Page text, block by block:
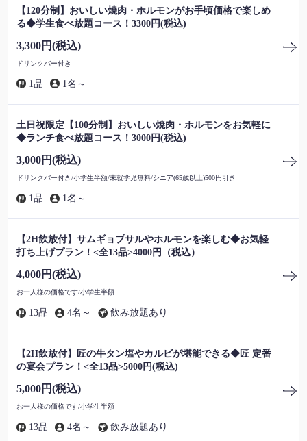
【120分制】おいしい焼肉・ホルモンがお手頃価格で楽しめ
る◆学生食べ放題コース！3300円(税込)
3,300円(税込)
ドリンクバー付き
1品 1名～
土日祝限定【100分制】おいしい焼肉・ホルモンをお気軽に
◆ランチ食べ放題コース！3000円(税込)
3,000円(税込)
ドリンクバー付き/小学生半額/未就学児無料/シニア(65歳以上)500円引き
1品 1名～
【2H飲放付】サムギョプサルやホルモンを楽しむ◆お気軽
打ち上げプラン！<全13品>4000円（税込）
4,000円(税込)
お一人様の価格です/小学生半額
13品 4名～ 飲み放題あり
【2H飲放付】匠の牛タン塩やカルビが堪能できる◆匠 定番
の宴会プラン！<全13品>5000円(税込)
5,000円(税込)
お一人様の価格です/小学生半額
13品 4名～ 飲み放題あり
この店舗情報をシェアする
コース | 焼肉ほむら家 匠
秋田県由利本荘市赤沼下222-1
https://yakinikuhomurayatakumi.owst.jp/courses
閉じる